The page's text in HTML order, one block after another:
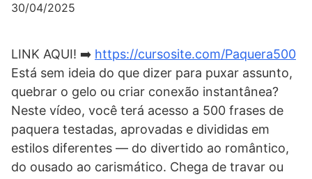
30/04/2025
LINK AQUI! ➡️ https://cursosite.com/Paquera500
Está sem ideia do que dizer para puxar assunto,
quebrar o gelo ou criar conexão instantânea?
Neste vídeo, você terá acesso a 500 frases de
paquera testadas, aprovadas e divididas em
estilos diferentes — do divertido ao romântico,
do ousado ao carismático. Chega de travar ou